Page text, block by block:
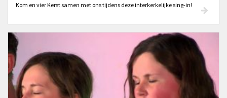
Kom en vier Kerst samen met ons tijdens deze interkerkelijke sing-in!